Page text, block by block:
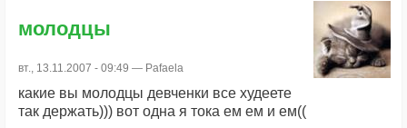
молодцы
вт., 13.11.2007 - 09:49 — Pafaela
какие вы молодцы девченки все худеете
так держать))) вот одна я тока ем ем и ем((